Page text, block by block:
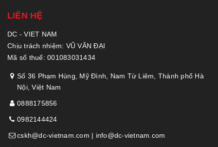
LIÊN HỆ
DC - VIET NAM
Chịu trách nhiệm: VŨ VĂN ĐẠI
Mã số thuế: 001083031434
Số 36 Phạm Hùng, Mỹ Đình, Nam Từ Liêm, Thành phố Hà
Nội, Việt Nam
0888175856
0982144424
cskh@dc-vietnam.com | info@dc-vietnam.com